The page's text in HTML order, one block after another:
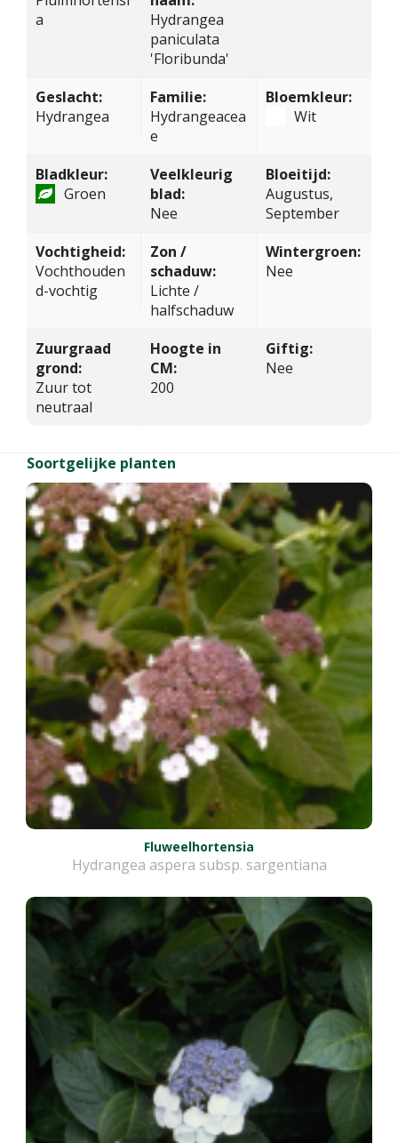
a
Hydrangea
paniculata
'Floribunda'
Geslacht:
Hydrangea
Familie:
Hydrangeacea
e
Bloemkleur:
Wit
Bladkleur:
Groen
Veelkleurig
blad:
Nee
Bloeitijd:
Augustus,
September
Vochtigheid:
Vochthouden
d-vochtig
Zon /
schaduw:
Lichte /
halfschaduw
Wintergroen:
Nee
Zuurgraad
grond:
Zuur tot
neutraal
Hoogte in
CM:
200
Giftig:
Nee
Soortgelijke planten
Fluweelhortensia
Hydrangea aspera subsp. sargentiana